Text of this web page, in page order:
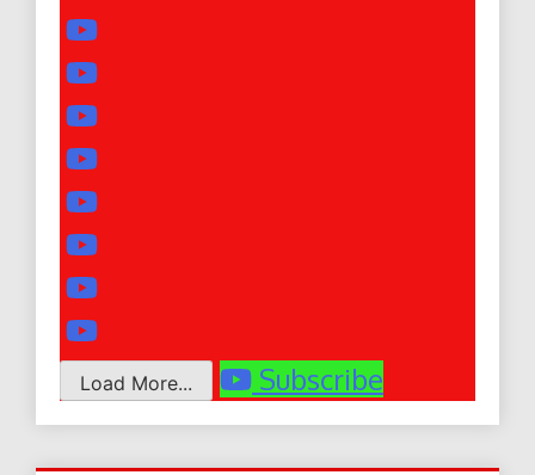
Load More... Subscribe